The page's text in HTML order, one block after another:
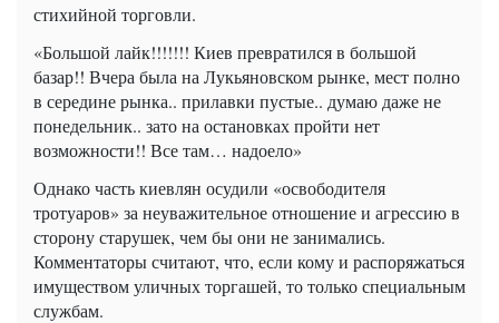
стихийной торговли.
«Большой лайк!!!!!!! Киев превратился в большой
базар!! Вчера была на Лукьяновском рынке, мест полно
в середине рынка.. прилавки пустые.. думаю даже не
понедельник.. зато на остановках пройти нет
возможности!! Все там… надоело»
Однако часть киевлян осудили «освободителя
тротуаров» за неуважительное отношение и агрессию в
сторону старушек, чем бы они не занимались.
Комментаторы считают, что, если кому и распоряжаться
имуществом уличных торгашей, то только специальным
службам.